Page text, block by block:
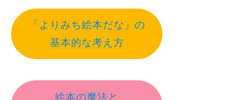
「よりみち絵本だな」の
基本的な考え方
絵本の魔法と